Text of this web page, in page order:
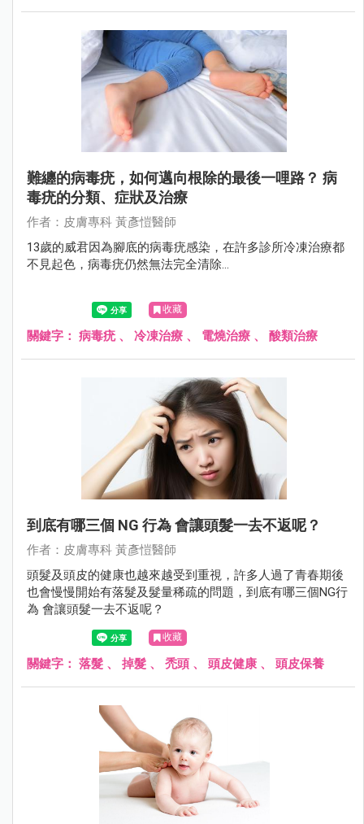
難纏的病毒疣，如何邁向根除的最後一哩路？ 病
毒疣的分類、症狀及治療
作者：⽪膚專科 黃彥愷醫師
13歲的威君因為腳底的病毒疣感染，在許多診所冷凍治療都
不見起色，病毒疣仍然無法完全清除...
收藏
關鍵字： 病毒疣、 冷凍治療 、 電燒治療 、 酸類治療
到底有哪三個 NG 行為 會讓頭髮一去不返呢？
作者：⽪膚專科 黃彥愷醫師
頭髮及頭皮的健康也越來越受到重視，許多人過了青春期後
也會慢慢開始有落髮及髮量稀疏的問題，到底有哪三個NG行
為 會讓頭髮一去不返呢？
收藏
關鍵字： 落髮 、 掉髮 、 禿頭 、 頭皮健康 、 頭皮保養